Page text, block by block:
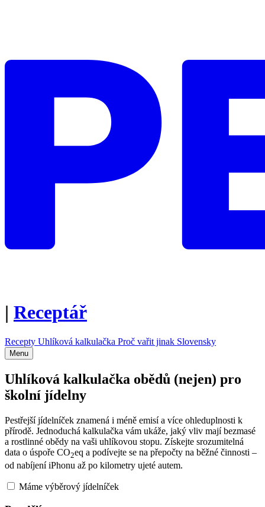
| Receptář
Recepty Uhlíková kalkulačka Proč vařit jinak Slovensky
Menu
Uhlíková kalkulačka obědů (nejen) pro
školní jídelny
Pestřejší jídelníček znamená i méně emisí a více ohleduplnosti k
přírodě. Jednoduchá kalkulačka vám ukáže, jaký vliv mají bezmasé
a rostlinné obědy na vaši uhlíkovou stopu. Získejte srozumitelná
data o úspoře CO2eq a podívejte se na přepočty na běžné činnosti –
od nabíjení iPhonu až po kilometry ujeté autem.
Máme výběrový jídelníček